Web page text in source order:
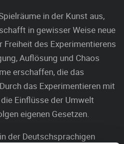
in der Kunst aus,
in gewisser Weise neue
Freiheit des Experimentierens
Auflösung und Chaos
erschaffen, die das
das Experimentieren mit
Einflüsse der Umwelt
eigenen Gesetzen.
der Deutschsprachigen